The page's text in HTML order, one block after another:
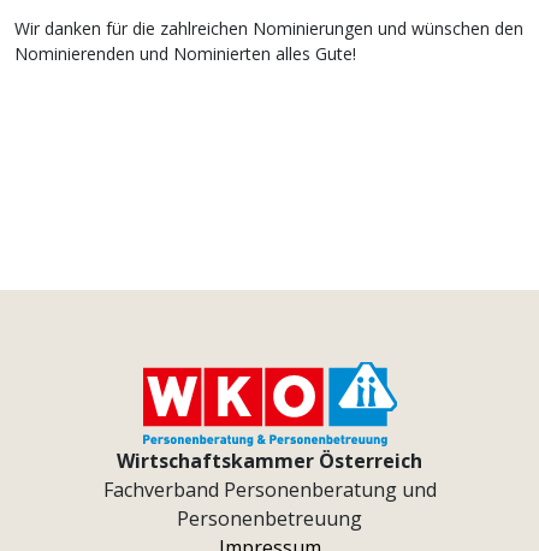
Wir danken für die zahlreichen Nominierungen und wünschen den
Nominierenden und Nominierten alles Gute!
Wirtschaftskammer Österreich
Fachverband Personenberatung und
Personenbetreuung